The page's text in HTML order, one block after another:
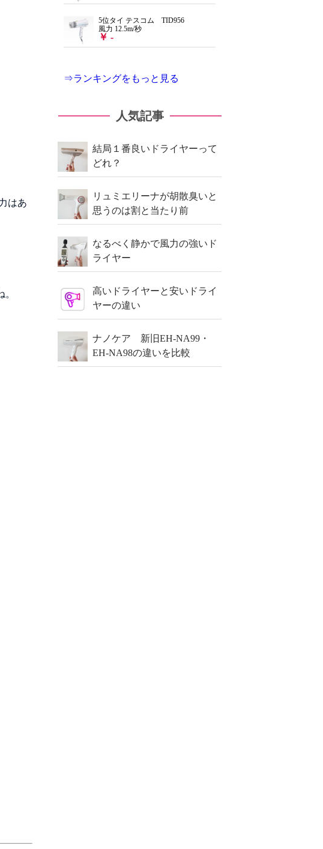
はあ
5位タイ テスコム TID956
風力 12.5m/秒
￥ -
⇒ランキングをもっと見る
人気記事
結局１番良いドライヤーって
どれ？
リュミエリーナが胡散臭いと
思うのは割と当たり前
なるべく静かで風力の強いド
ライヤー
高いドライヤーと安いドライ
ヤーの違い
ナノケア 新旧EH-NA99・
EH-NA98の違いを比較